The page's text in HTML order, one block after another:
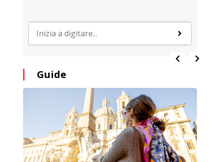
Guide